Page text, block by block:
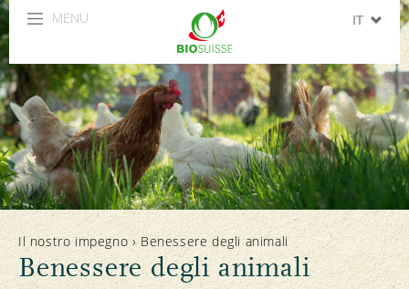
MENU IT
FR
EN
ES
Il nostro impegno › Benessere degli animali
Benessere degli animali